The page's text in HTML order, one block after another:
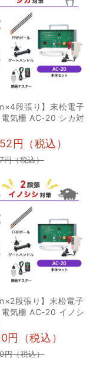
方よりお越しいた
りがとうございま
今後とも、森を通
域交流と環境保全
広がっていくこと
願っています。
段張り】末松電子
気柵 AC-20 シカ対
円（税込）
円（税込）
段張り】末松電子
気柵 AC-20 イノシ
円（税込）
円（税込）